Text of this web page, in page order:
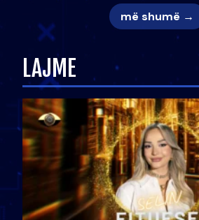
më shumë →
LAJME